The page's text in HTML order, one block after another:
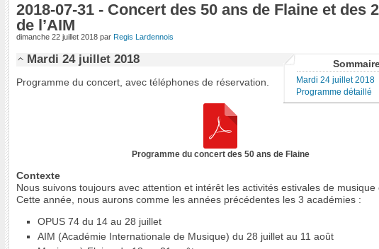
2018-07-31 - Concert des 50 ans de Flaine et des
de l’AIM
dimanche 22 juillet 2018 par Regis Lardennois
Mardi 24 juillet 2018
Programme détaillé
Mardi 24 juillet 2018
Programme du concert, avec téléphones de réservation.
Programme du concert des 50 ans de Flaine
Contexte
Nous suivons toujours avec attention et intérêt les activités estivales de musique
Cette année, nous aurons comme les années précédentes les 3 académies :
OPUS 74 du 14 au 28 juillet
AIM (Académie Internationale de Musique) du 28 juillet au 11 août